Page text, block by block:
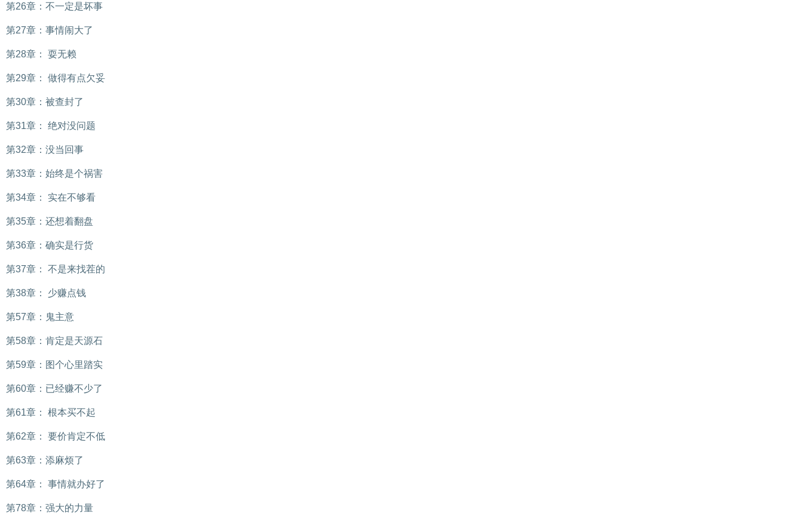
第26章：不一定是坏事
第27章：事情闹大了
第28章： 耍无赖
第29章： 做得有点欠妥
第30章：被查封了
第31章： 绝对没问题
第32章：没当回事
第33章：始终是个祸害
第34章： 实在不够看
第35章：还想着翻盘
第36章：确实是行货
第37章： 不是来找茬的
第38章： 少赚点钱
第57章：鬼主意
第58章：肯定是天源石
第59章：图个心里踏实
第60章：已经赚不少了
第61章： 根本买不起
第62章： 要价肯定不低
第63章：添麻烦了
第64章： 事情就办好了
第78章：强大的力量